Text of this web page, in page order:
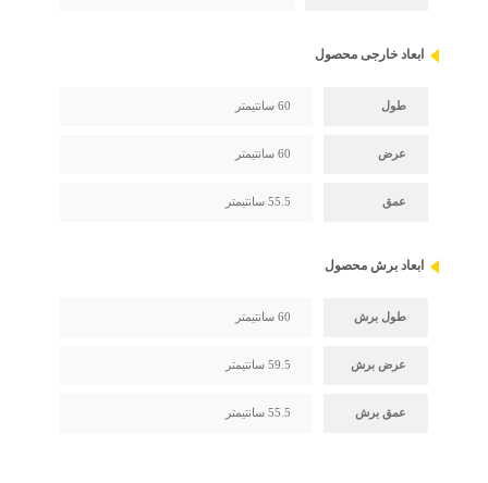
ابعاد خارجی محصول
طول 60 سانتیمتر
عرض 60 سانتیمتر
عمق 55.5 سانتیمتر
ابعاد برش محصول
طول برش 60 سانتیمتر
عرض برش 59.5 سانتیمتر
عمق برش 55.5 سانتیمتر